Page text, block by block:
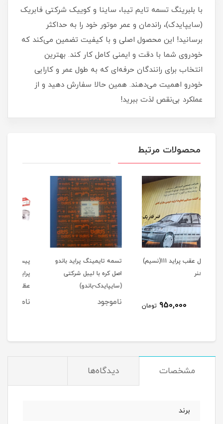
با بلبرینگ تسمه تایم تیبا، ساینا و کوییک شرکتی فابریک
(سایپایدک)، راندمان و عمر موتور خود را به حداکثر
برسانید! این محصول اصلی و با کیفیت تضمین می‌کند که
خودروی شما با دقت و ایمنی کامل کار کند. بهترین
انتخاب برای رانندگان حرفه‌ای که به طول عمر و کارایی
خودرو اهمیت می‌دهند. همین حالا سفارش دهید و از
عملکرد بی‌نقص لذت ببرید!
محصولات مرتبط
تسمه تایمینگ پراید باندو
ناموجود
پیستون کامل استاندارد
عظام(با ملحقات کامل)
ناموجود
مشخصات دیدگاه‌ها
برند